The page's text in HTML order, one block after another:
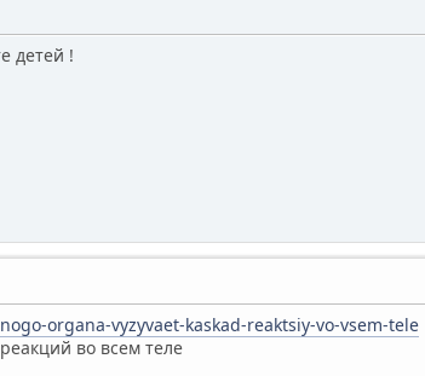
детей !
organa-vyzyvaet-kaskad-reaktsiy-vo-vsem-tele
во всем теле